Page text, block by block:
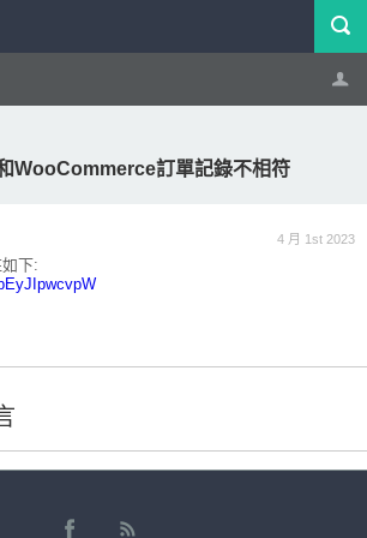
WooCommerce訂單記錄不相符
4 月 1st 2023
下: